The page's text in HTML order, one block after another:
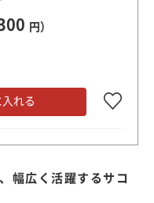
円）
れる
幅広く活躍するサコ